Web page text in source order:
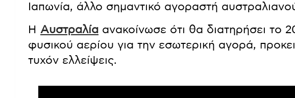
Ιαπωνία, άλλο σημαντικό αγοραστή
Η Αυστραλία ανακοίνωσε ότι θα διατηρήσει το
φυσικού αερίου για την εσωτερική αγορά,
τυχόν ελλείψεις.